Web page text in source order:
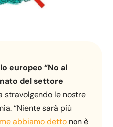
europeo “No al
del settore
stravolgendo le nostre
“Niente sarà più
abbiamo detto non è